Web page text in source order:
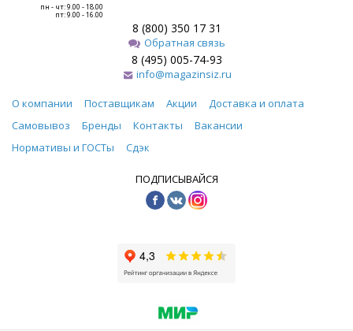
пн - чт: 9.00 - 18.00
пт: 9.00 - 16.00
8 (800) 350 17 31
Обратная связь
8 (495) 005-74-93
info@magazinsiz.ru
О компании Поставщикам Акции
Доставка и оплата
Самовывоз
Бренды Контакты
Вакансии
Нормативы и ГОСТы
Сдэк
ПОДПИСЫВАЙСЯ